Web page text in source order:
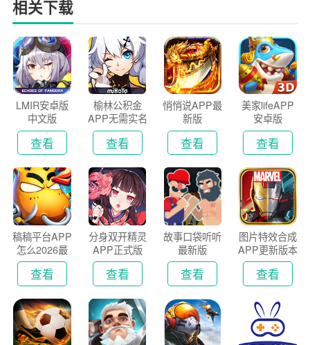
相关下载
LMIR安卓版
中文版
查看
榆林公积金
APP无需实名
认证版
查看
悄悄说APP最
新版
查看
美家lifeAPP
安卓版
查看
稿稿平台APP
怎么2026最
新版
查看
分身双开精灵
APP正式版
查看
故事口袋听听
最新版
查看
图片特效合成
APP更新版本
2026
查看